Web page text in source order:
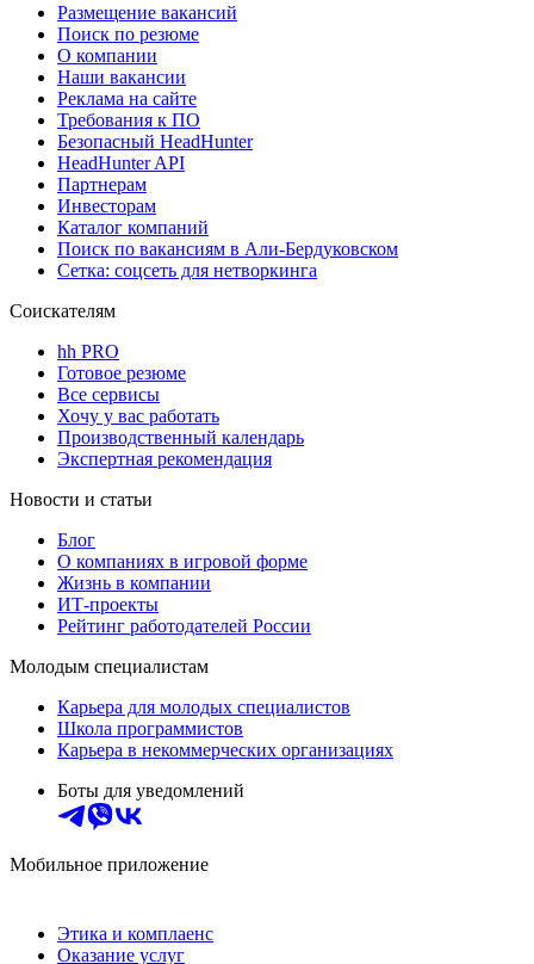
Размещение вакансий
Поиск по резюме
О компании
Наши вакансии
Реклама на сайте
Требования к ПО
Безопасный HeadHunter
HeadHunter API
Партнерам
Инвесторам
Каталог компаний
Поиск по вакансиям в Али-Бердуковском
Сетка: соцсеть для нетворкинга
Соискателям
hh PRO
Готовое резюме
Все сервисы
Хочу у вас работать
Производственный календарь
Экспертная рекомендация
Новости и статьи
Блог
О компаниях в игровой форме
Жизнь в компании
ИТ-проекты
Рейтинг работодателей России
Молодым специалистам
Карьера для молодых специалистов
Школа программистов
Карьера в некоммерческих организациях
Боты для уведомлений
Мобильное приложение
Этика и комплаенс
Оказание услуг